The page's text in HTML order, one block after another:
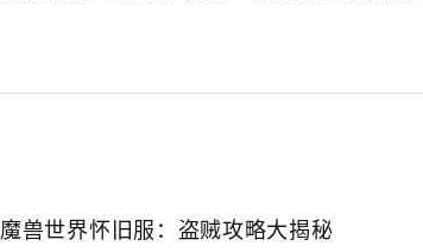
魔兽世界怀旧服：盗贼攻略大揭秘